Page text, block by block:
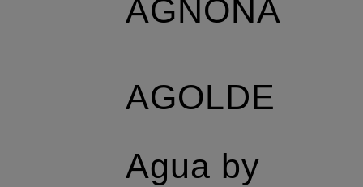
AGNONA
AGOLDE
Agua by